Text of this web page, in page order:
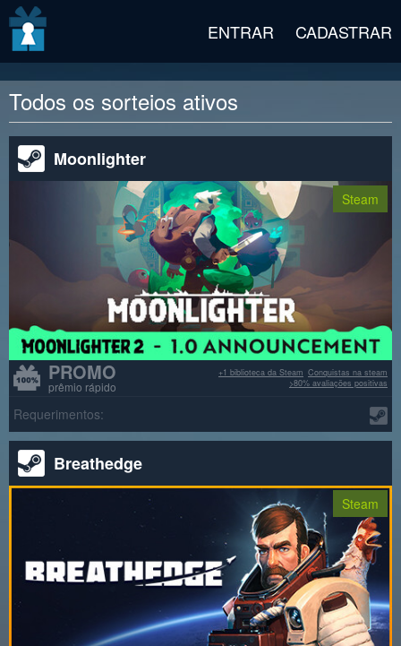
ENTRAR CADASTRAR
Todos os sorteios ativos
Moonlighter
Steam
PROMO
prêmio rápido
Conquistas na steam
+1 biblioteca da Steam
>80% avaliações positivas
Requerimentos:
Breathedge
Steam